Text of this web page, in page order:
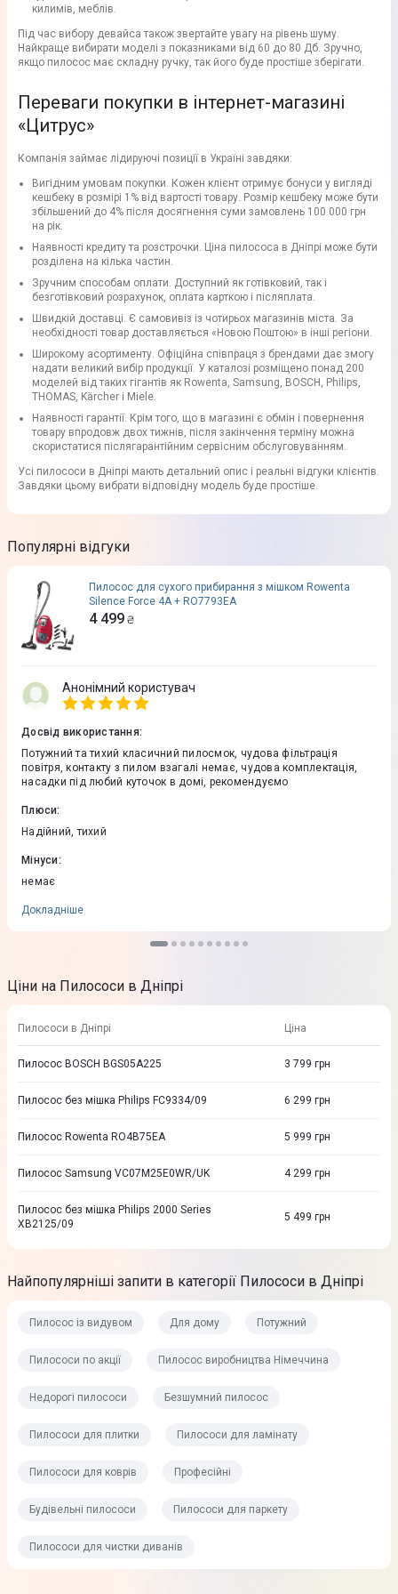
килимів, меблів.
Під час вибору девайса також звертайте увагу на рівень шуму.
Найкраще вибирати моделі з показниками від 60 до 80 Дб. Зручно,
якщо пилосос має складну ручку, так його буде простіше зберігати.
Переваги покупки в інтернет-магазині
«Цитрус»
Компанія займає лідируючі позиції в Україні завдяки:
Вигідним умовам покупки. Кожен клієнт отримує бонуси у вигляді
кешбеку в розмірі 1% від вартості товару. Розмір кешбеку може бути
збільшений до 4% після досягнення суми замовлень 100 000 грн
на рік.
Наявності кредиту та розстрочки. Ціна пилососа в Дніпрі може бути
розділена на кілька частин.
Зручним способам оплати. Доступний як готівковий, так і
безготівковий розрахунок, оплата карткою і післяплата.
Швидкій доставці. Є самовивіз із чотирьох магазинів міста. За
необхідності товар доставляється «Новою Поштою» в інші регіони.
Широкому асортименту. Офіційна співпраця з брендами дає змогу
надати великий вибір продукції. У каталозі розміщено понад 200
моделей від таких гігантів як Rowenta, Samsung, BOSCH, Philips,
THOMAS, Kärcher і Miele.
Наявності гарантії. Крім того, що в магазині є обмін і повернення
товару впродовж двох тижнів, після закінчення терміну можна
скористатися післягарантійним сервісним обслуговуванням.
Усі пилососи в Дніпрі мають детальний опис і реальні відгуки клієнтів.
Завдяки цьому вибрати відповідну модель буде простіше.
Популярні відгуки
Пилосос для сухого прибирання з мішком Rowenta
Silence Force 4A + RO7793EA
4 499 ₴
Анонімний користувач
Досвід використання:
Потужний та тихий класичний пилосмок, чудова фільтрація
повітря, контакту з пилом взагалі немає, чудова комплектація,
насадки під любий куточок в домі, рекомендуємо
Плюси:
Надійний, тихий
Мінуси:
немає
Докладніше
Ціни на Пилососи в Дніпрі
Пилососи в Дніпрі Ціна
Пилосос BOSCH BGS05A225 3 799 грн
Пилосос без мішка Philips FC9334/09 6 299 грн
Пилосос Rowenta RO4B75EA 5 999 грн
Пилосос Samsung VC07M25E0WR/UK 4 299 грн
Пилосос без мішка Philips 2000 Series
XB2125/09
5 499 грн
Найпопулярніші запити в категорії Пилососи в Дніпрі
Пилосос із видувом Для дому Потужний
Пилососи по акції Пилосос виробництва Німеччина
Недорогі пилососи Безшумний пилосос
Пилососи для плитки Пилососи для ламінату
Пилососи для коврів Професійні
Будівельні пилососи Пилососи для паркету
Пилососи для чистки диванів